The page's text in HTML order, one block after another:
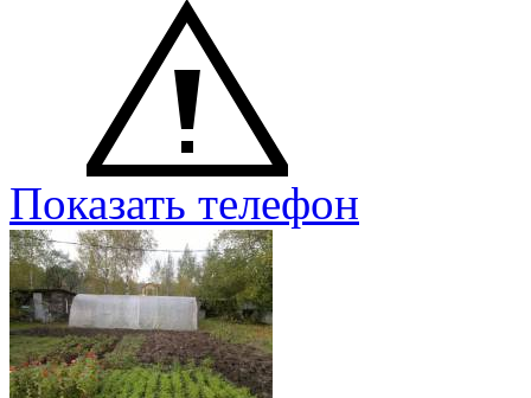
Показать телефон